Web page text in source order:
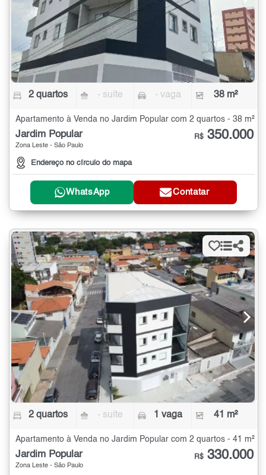
2 quartos - suíte - vaga 38 m²
Apartamento à Venda no Jardim Popular com 2 quartos - 38 m²
Jardim Popular
Zona Leste - São Paulo
Endereço no círculo do mapa
R$ 350.000
WhatsApp Contatar
2 quartos - suíte 1 vaga 41 m²
Apartamento à Venda no Jardim Popular com 2 quartos - 41 m²
Jardim Popular
Zona Leste - São Paulo
R$ 330.000